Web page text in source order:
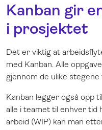
Kanban gir
i prosjektet
Det er viktig at
med Kanban. Alle
gjennom de ulike
Kanban legger også opp
alle i teamet til enhver tid
arbeid (WIP) kan man